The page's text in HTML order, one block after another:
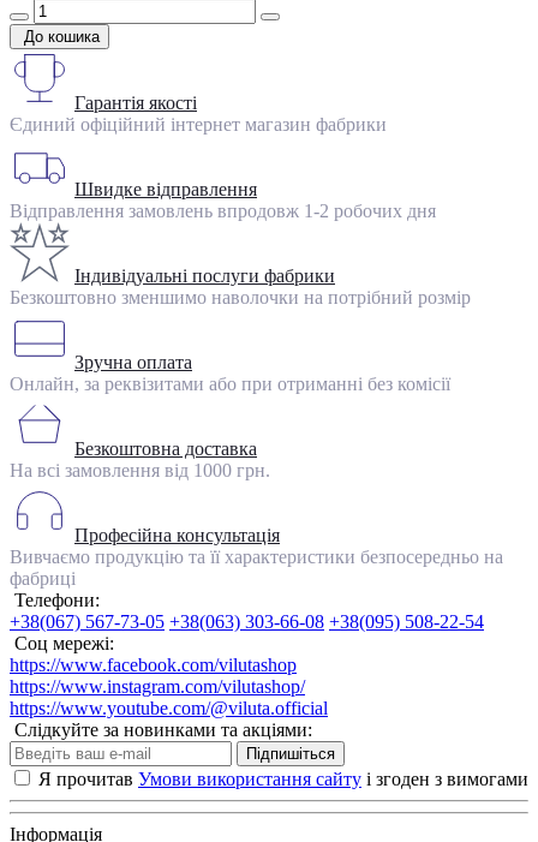
До кошика
Гарантія якості
Єдиний офіційний інтернет магазин фабрики
Швидке відправлення
Відправлення замовлень впродовж 1-2 робочих дня
Індивідуальні послуги фабрики
Безкоштовно зменшимо наволочки на потрібний розмір
Зручна оплата
Онлайн, за реквізитами або при отриманні без комісії
Безкоштовна доставка
На всі замовлення від 1000 грн.
Професійна консультація
Вивчаємо продукцію та її характеристики безпосередньо на
фабриці
Телефони:
+38(067) 567-73-05 +38(063) 303-66-08 +38(095) 508-22-54
Соц мережі:
https://www.facebook.com/vilutashop
https://www.instagram.com/vilutashop/
https://www.youtube.com/@viluta.official
Слідкуйте за новинками та акціями:
Підпишіться
Я прочитав Умови використання сайту і згоден з вимогами
Інформація